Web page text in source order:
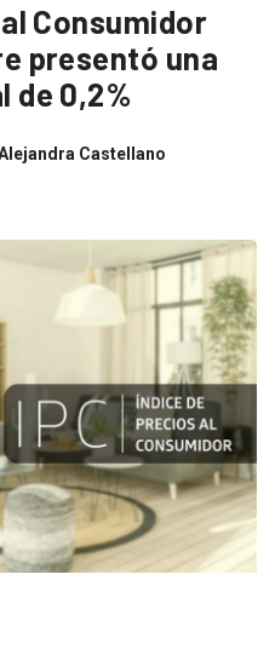
Consumidor
presentó una
de 0,2%
Castellano